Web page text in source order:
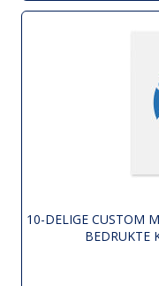
10-DELIGE CUSTOM
BEDRUKTE